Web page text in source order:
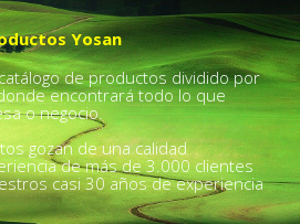
Yosan
de productos dividido por
encontrará todo lo que
o negocio.
gozan de una calidad
de más de 3.000 clientes
casi 30 años de experiencia